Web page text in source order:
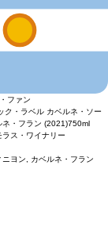
ファン
ク・ラベル カベルネ・ソー
ネ・フラン (2021)750ml
ス・ワイナリー
ヨン, カベルネ・フラン